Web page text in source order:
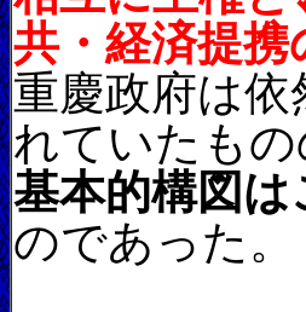
共・経済提
重慶政府は
れていたもの
基本的構図
のであった。